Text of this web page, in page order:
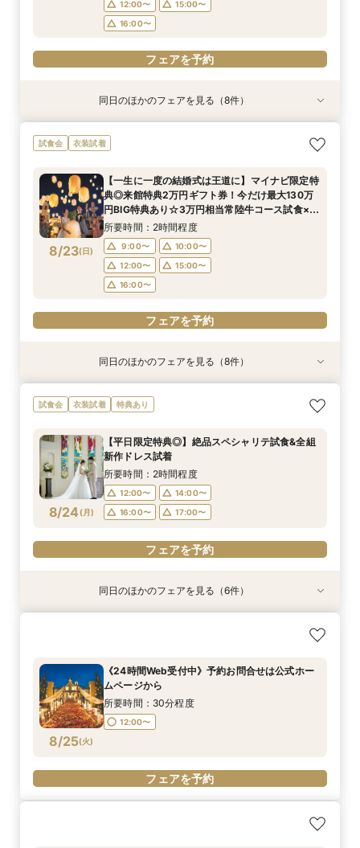
12:00〜
15:00〜
16:00〜
フェアを予約
衣装試着 特典あり
8/22(土)
『結婚式をするか迷っているおふたりへ』なんで
も相談会
9:00〜
10:00〜
12:00〜
15:00〜
16:00〜
フェアを予約
8/22(土)
「結婚式っていくらお金かかるの？」見学前に
30分無料オンライン相談会
9:00〜
フェアを予約
衣装試着
8/22(土)
お子様と叶える☆パパママ婚＆マタニティ相談会
9:00〜
10:00〜
12:00〜
15:00〜
16:00〜
フェアを予約
衣装試着 特典あり
8/22(土)
【少人数・家族婚おすすめ*】おもてなし料理試
食&相談会
9:00〜
10:00〜
12:00〜
15:00〜
16:00〜
フェアを予約
衣装試着 特典あり
8/22(土)
【何もきまってなくてOK◎】常陸牛試食&初見学
おすすめの相談会
9:00〜
10:00〜
12:00〜
15:00〜
16:00〜
フェアを予約
衣装試着 特典あり
8/22(土)
【2件目からの見学】絶品料理試食&安心見積も
り相談会
9:00〜
10:00〜
13:00〜
16:00〜
18:00〜
フェアを予約
8/22(土)
【オンライン相談会】スマホで簡単！外出不要！
お悩みなんでも相談＆動画で会場見学会＆見積
メ♪お家でまるわかりフェア体験
所要時間：3時間程度
9:00〜
10:00〜
12:00〜
15:00〜
16:00〜
フェアを予約
特典あり
8/22(土)
【気軽に90分見学】効率よく短時間で見学&相談
☆クイックフェア
10:00〜
12:00〜
14:00〜
16:00〜
19:00〜
フェアを予約
同日のほかのフェアを見る（8件）
試食会 衣装試着
8/23(日)
【一生に一度の結婚式は王道に】マイナビ限定特
典◎来館特典2万円ギフト券！今だけ最大130万
円BIG特典あり☆3万円相当常陸牛コース試食×新
作ドレス試着も叶う♪
所要時間：2時間程度
9:00〜
10:00〜
12:00〜
15:00〜
16:00〜
フェアを予約
衣装試着 特典あり
8/23(日)
『結婚式をするか迷っているおふたりへ』なんで
も相談会
9:00〜
12:00〜
15:00〜
16:00〜
8/23(日)
「結婚式っていくらお金かかるの？」見学前に
30分無料オンライン相談会
9:00〜
フェアを予約
衣装試着
8/23(日)
お子様と叶える☆パパママ婚＆マタニティ相談会
9:00〜
10:00〜
12:00〜
16:00〜
フェアを予約
衣装試着 特典あり
8/23(日)
【少人数・家族婚おすすめ*】おもてなし料理試
食&相談会
9:00〜
12:00〜
15:00〜
16:00〜
衣装試着 特典あり
8/23(日)
【何もきまってなくてOK◎】常陸牛試食&初見学
おすすめの相談会
9:00〜
12:00〜
15:00〜
16:00〜
衣装試着 特典あり
8/23(日)
【2件目からの見学】絶品料理試食&安心見積も
り相談会
9:00〜
13:00〜
16:00〜
18:00〜
8/23(日)
【オンライン相談会】スマホで簡単！外出不要！
お悩みなんでも相談＆動画で会場見学会＆見積
メ♪お家でまるわかりフェア体験
所要時間：3時間程度
12:00〜
15:00〜
16:00〜
フェアを予約
特典あり
8/23(日)
【気軽に90分見学】効率よく短時間で見学&相談
☆クイックフェア
10:00〜
14:00〜
16:00〜
19:00〜
同日のほかのフェアを見る（8件）
試食会 衣装試着 特典あり
8/24 (月)
【平日限定特典◎】絶品スペシャリテ試食&全組
新作ドレス試着
所要時間：2時間程度
12:00〜
14:00〜
16:00〜
17:00〜
フェアを予約
8/24(月)
12:00〜
衣装試着
8/24(月)
『結婚式をするか迷っているおふたりへ』なんで
12:00〜
16:00〜
17:00〜
衣装試着
8/24(月)
お子様と叶える★パパママ婚＆マタニティ安心相
12:00〜
16:00〜
17:00〜
特典あり
8/24(月)
【気軽に90分見学】効率よく短時間で見学&相談
12:00〜
16:00〜
17:00〜
衣装試着 特典あり
8/24(月)
【少人数・家族婚おすすめ*】おもてなし料理試
12:00〜
16:00〜
17:00〜
衣装試着
8/24(月)
【何もきまってなくてOK◎】常陸牛試食&初見学
12:00〜
16:00〜
17:00〜
同日のほかのフェアを見る（6件）
8/25(火)
《24時間Web受付中》予約お問合せは公式ホー
ムページから
所要時間：30分程度
12:00〜
フェアを予約